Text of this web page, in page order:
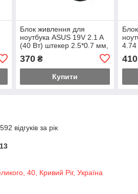
Блок живлення для
ноутбука ASUS 19V 2.1 A
(40 Вт) штекер 2.5*0.7 мм,
живлення
370₴
Купити
4.74
410
відгуків за рік
40, Кривий Ріг, Україна